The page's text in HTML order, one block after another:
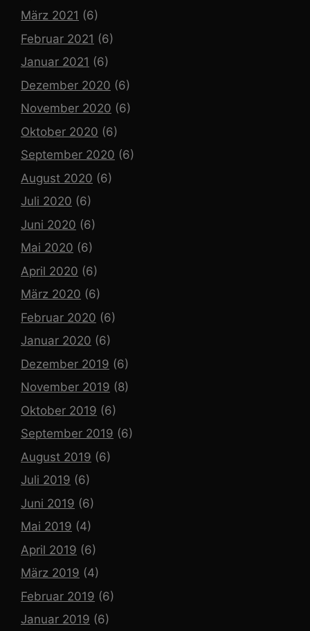
März 2021 (6)
Februar 2021 (6)
Januar 2021 (6)
Dezember 2020 (6)
November 2020 (6)
Oktober 2020 (6)
September 2020 (6)
August 2020 (6)
Juli 2020 (6)
Juni 2020 (6)
Mai 2020 (6)
April 2020 (6)
März 2020 (6)
Februar 2020 (6)
Januar 2020 (6)
Dezember 2019 (6)
November 2019 (8)
Oktober 2019 (6)
September 2019 (6)
August 2019 (6)
Juli 2019 (6)
Juni 2019 (6)
Mai 2019 (4)
April 2019 (6)
März 2019 (4)
Februar 2019 (6)
Januar 2019 (6)